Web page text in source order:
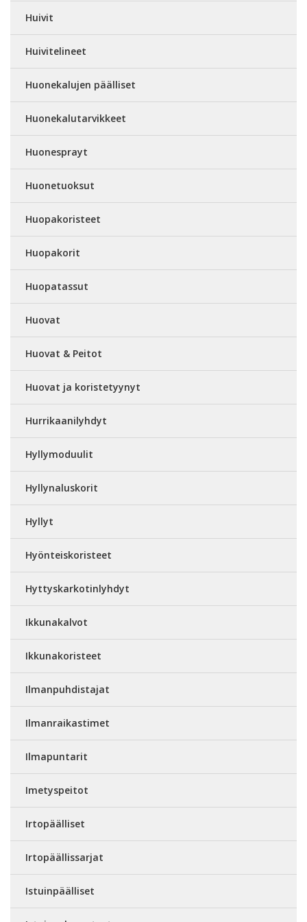
Huivit
Huivitelineet
Huonekalujen päälliset
Huonekalutarvikkeet
Huonesprayt
Huonetuoksut
Huopakoristeet
Huopakorit
Huopatassut
Huovat
Huovat & Peitot
Huovat ja koristetyynyt
Hurrikaanilyhdyt
Hyllymoduulit
Hyllynaluskorit
Hyllyt
Hyönteiskoristeet
Hyttyskarkotinlyhdyt
Ikkunakalvot
Ikkunakoristeet
Ilmanpuhdistajat
Ilmanraikastimet
Ilmapuntarit
Imetyspeitot
Irtopäälliset
Irtopäällissarjat
Istuinpäälliset